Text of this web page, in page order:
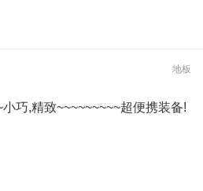
地板
巧,精致~~~~~~~~~超便携装备!